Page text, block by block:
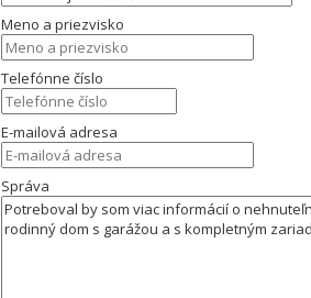
Meno a priezvisko
Telefónne číslo
E-mailová adresa
Správa